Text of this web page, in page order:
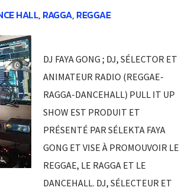
HALL, RAGGA, REGGAE
DJ FAYA GONG ; DJ, SÉLECTOR ET
ANIMATEUR RADIO (REGGAE-
RAGGA-DANCEHALL) PULL IT UP
SHOW EST PRODUIT ET
PRÉSENTÉ PAR SÉLEKTA FAYA
GONG ET VISE À PROMOUVOIR LE
REGGAE, LE RAGGA ET LE
DANCEHALL. DJ, SÉLECTEUR ET